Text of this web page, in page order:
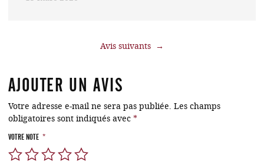
→
AJOUTER UN AVIS
Votre adresse e-mail ne sera pas publiée. Les champs
obligatoires sont indiqués avec*
VOTRE NOTE*